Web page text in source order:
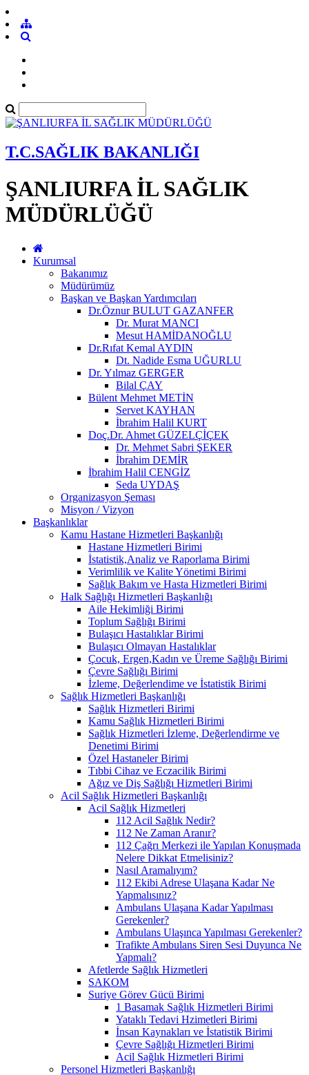
T.C.SAĞLIK BAKANLIĞI
ŞANLIURFA İL SAĞLIK
MÜDÜRLÜĞÜ
Kurumsal
Bakanımız
Müdürümüz
Başkan ve Başkan Yardımcıları
Dr.Öznur BULUT GAZANFER
Dr. Murat MANCI
Mesut HAMİDANOĞLU
Dr.Rıfat Kemal AYDIN
Dt. Nadide Esma UĞURLU
Dr. Yılmaz GERGER
Bilal ÇAY
Bülent Mehmet METİN
Servet KAYHAN
İbrahim Halil KURT
Doç.Dr. Ahmet GÜZELÇİÇEK
Dr. Mehmet Sabri ŞEKER
İbrahim DEMİR
İbrahim Halil CENGİZ
Seda UYDAŞ
Organizasyon Şeması
Misyon / Vizyon
Başkanlıklar
Kamu Hastane Hizmetleri Başkanlığı
Hastane Hizmetleri Birimi
İstatistik,Analiz ve Raporlama Birimi
Verimlilik ve Kalite Yönetimi Birimi
Sağlık Bakım ve Hasta Hizmetleri Birimi
Halk Sağlığı Hizmetleri Başkanlığı
Aile Hekimliği Birimi
Toplum Sağlığı Birimi
Bulaşıcı Hastalıklar Birimi
Bulaşıcı Olmayan Hastalıklar
Çocuk, Ergen,Kadın ve Üreme Sağlığı Birimi
Çevre Sağlığı Birimi
İzleme, Değerlendime ve İstatistik Birimi
Sağlık Hizmetleri Başkanlığı
Sağlık Hizmetleri Birimi
Kamu Sağlık Hizmetleri Birimi
Sağlık Hizmetleri İzleme, Değerlendirme ve
Denetimi Birimi
Özel Hastaneler Birimi
Tıbbi Cihaz ve Eczacilik Birimi
Ağız ve Diş Sağlığı Hizmetleri Birimi
Acil Sağlık Hizmetleri Başkanlığı
Acil Sağlık Hizmetleri
112 Acil Sağlık Nedir?
112 Ne Zaman Aranır?
112 Çağrı Merkezi ile Yapılan Konuşmada
Nelere Dikkat Etmelisiniz?
Nasıl Aramalıyım?
112 Ekibi Adrese Ulaşana Kadar Ne
Yapmalısınız?
Ambulans Ulaşana Kadar Yapılması
Gerekenler?
Ambulans Ulaşınca Yapılması Gerekenler?
Trafikte Ambulans Siren Sesi Duyunca Ne
Yapmalı?
Afetlerde Sağlık Hizmetleri
SAKOM
Suriye Görev Gücü Birimi
1 Basamak Sağlık Hizmetleri Birimi
Yataklı Tedavi Hzimetleri Birimi
İnsan Kaynakları ve İstatistik Birimi
Çevre Sağlığı Hizmetleri Birimi
Acil Sağlık Hizmetleri Birimi
Personel Hizmetleri Başkanlığı